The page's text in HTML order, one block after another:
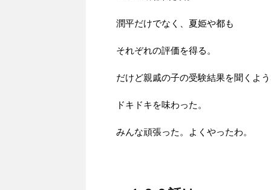
潤平だけでなく、夏姫や都も
それぞれの評価を得る。
だけど親戚の子の受験結果を聞くよ
ドキドキを味わった。
みんな頑張った。よくやったわ。